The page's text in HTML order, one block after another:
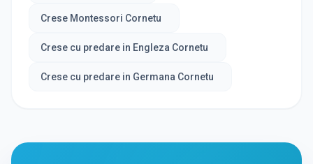
Crese Montessori Cornetu
Crese cu predare in Engleza Cornetu
Crese cu predare in Germana Cornetu